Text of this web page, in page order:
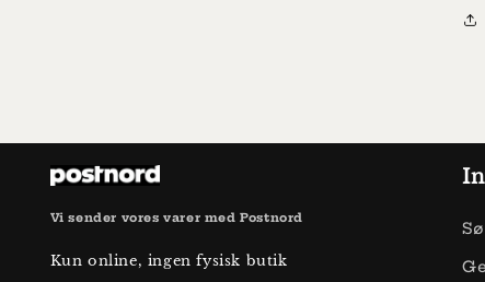
Vi sender vores varer med Postnord
Kun online, ingen fysisk butik